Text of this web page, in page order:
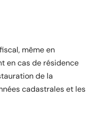
même en
en cas de résidence
de la
cadastrales et les